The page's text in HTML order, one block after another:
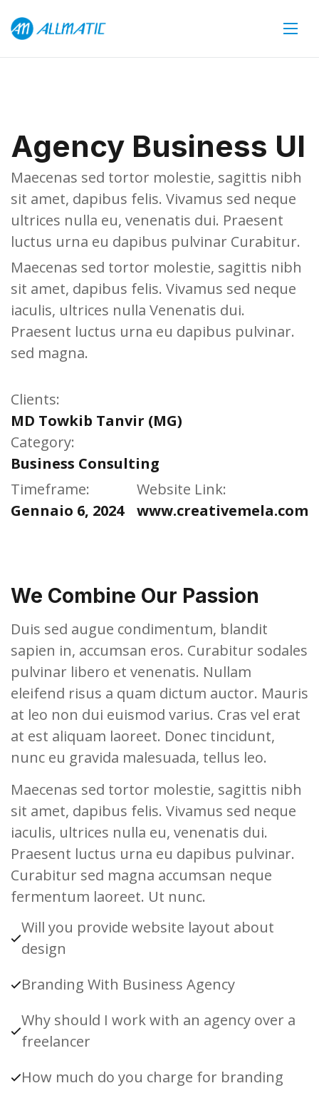
Agency Business UI
Maecenas sed tortor molestie, sagittis nibh
sit amet, dapibus felis. Vivamus sed neque
ultrices nulla eu, venenatis dui. Praesent
luctus urna eu dapibus pulvinar Curabitur.
Maecenas sed tortor molestie, sagittis nibh
sit amet, dapibus felis. Vivamus sed neque
iaculis, ultrices nulla Venenatis dui.
Praesent luctus urna eu dapibus pulvinar.
sed magna.
Clients:
MD Towkib Tanvir (MG)
Category:
Business Consulting
Timeframe:
Gennaio 6, 2024
Website Link:
www.creativemela.com
We Combine Our Passion
Duis sed augue condimentum, blandit
sapien in, accumsan eros. Curabitur sodales
pulvinar libero et venenatis. Nullam
eleifend risus a quam dictum auctor. Mauris
at leo non dui euismod varius. Cras vel erat
at est aliquam laoreet. Donec tincidunt,
nunc eu gravida malesuada, tellus leo.
Maecenas sed tortor molestie, sagittis nibh
sit amet, dapibus felis. Vivamus sed neque
iaculis, ultrices nulla eu, venenatis dui.
Praesent luctus urna eu dapibus pulvinar.
Curabitur sed magna accumsan neque
fermentum laoreet. Ut nunc.
Will you provide website layout about
design
Branding With Business Agency
Why should I work with an agency over a
freelancer
How much do you charge for branding